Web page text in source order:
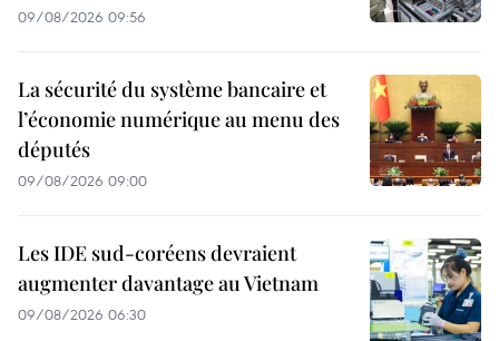
09/08/2026 09:56
La sécurité du système bancaire et
l’économie numérique au menu des
députés
09/08/2026 09:00
Les IDE sud-coréens devraient
augmenter davantage au Vietnam
09/08/2026 06:30